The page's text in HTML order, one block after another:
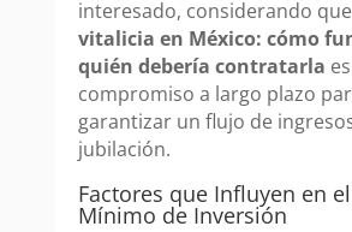
interesado, considerando
vitalicia en México: cómo
quién debería contratarla
compromiso a largo plazo
garantizar un flujo de
jubilación.
Factores que Influyen en
Mínimo de Inversión